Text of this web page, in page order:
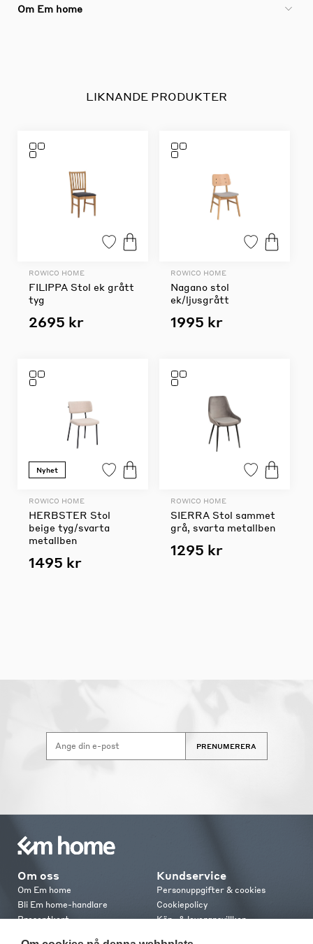
Om Em home
LIKNANDE PRODUKTER
ROWICO HOME
FILIPPA Stol ek grått
tyg
2695 kr
ROWICO HOME
Nagano stol
ek/ljusgrått
1995 kr
Nyhet
ROWICO HOME
HERBSTER Stol
beige tyg/svarta
metallben
1495 kr
ROWICO HOME
SIERRA Stol sammet
grå, svarta metallben
1295 kr
PRENUMERERA
Om oss
Om Em home
Bli Em home-handlare
Presentkort
Kundservice
Personuppgifter & cookies
Cookiepolicy
Köp- & leveransvillkor